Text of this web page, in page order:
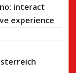
interact
experience